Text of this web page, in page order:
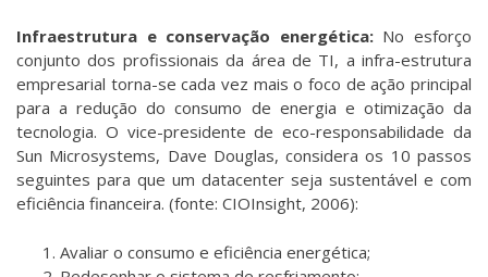
Infraestrutura e conservação energética: No esforço
conjunto dos profissionais da área de TI, a infra-estrutura
empresarial torna-se cada vez mais o foco de ação principal
para a redução do consumo de energia e otimização da
tecnologia. O vice-presidente de eco-responsabilidade da
Sun Microsystems, Dave Douglas, considera os 10 passos
seguintes para que um datacenter seja sustentável e com
eficiência financeira. (fonte: CIOInsight, 2006):
Avaliar o consumo e eficiência energética;